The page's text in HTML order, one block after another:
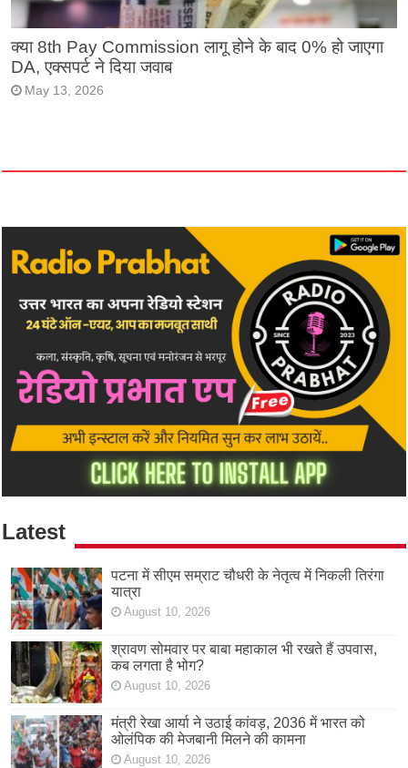
क्या 8th Pay Commission लागू होने के बाद 0% हो जाएगा
DA, एक्सपर्ट ने दिया जवाब
May 13, 2026
Latest
पटना में सीएम सम्राट चौधरी के नेतृत्व में निकली तिरंगा
यात्रा
August 10, 2026
श्रावण सोमवार पर बाबा महाकाल भी रखते हैं उपवास,
कब लगता है भोग?
August 10, 2026
मंत्री रेखा आर्या ने उठाई कांवड़, 2036 में भारत को
ओलंपिक की मेजबानी मिलने की कामना
August 10, 2026